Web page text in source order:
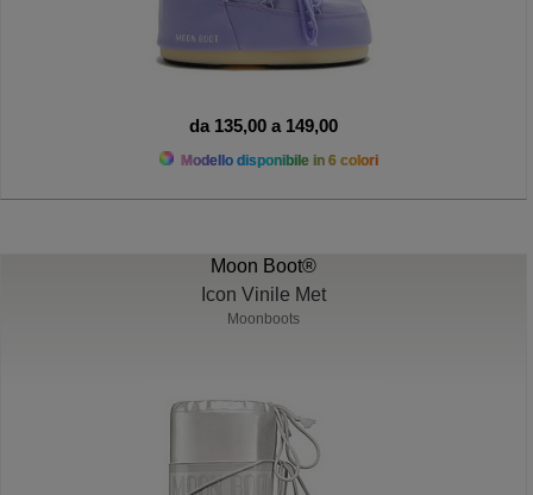
da 135,00 a 149,00
Modello disponibile in 6 colori
Moon Boot®
Icon Vinile Met
Moonboots